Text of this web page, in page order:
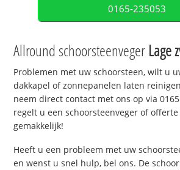
0165-235053
Allround schoorsteenveger Lage
Problemen met uw schoorsteen, wilt u
dakkapel of zonnepanelen laten
neem direct contact met ons op via
regelt u een schoorsteenveger of
gemakkelijk!
Heeft u een probleem met uw
en wenst u snel hulp, bel ons. De